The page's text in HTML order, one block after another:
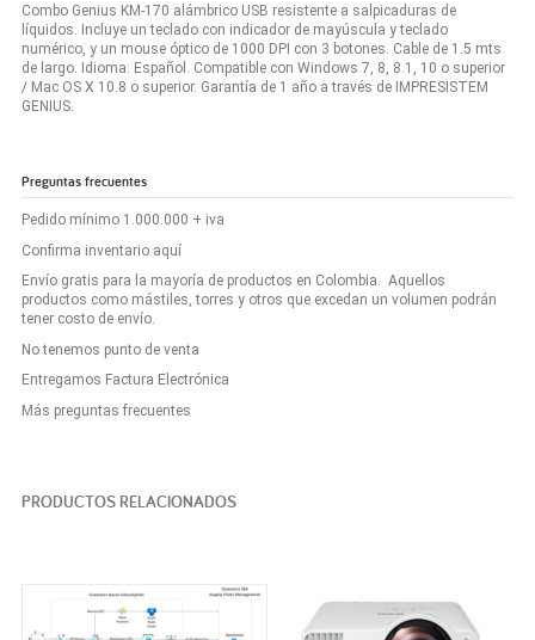
Combo Genius KM-170 alámbrico USB resistente a salpicaduras de
líquidos. Incluye un teclado con indicador de mayúscula y teclado
numérico, y un mouse óptico de 1000 DPI con 3 botones. Cable de 1.5 mts
de largo. Idioma: Español. Compatible con Windows 7, 8, 8.1, 10 o superior
/ Mac OS X 10.8 o superior. Garantía de 1 año a través de IMPRESISTEM
GENIUS.
Preguntas frecuentes
Pedido mínimo 1.000.000 + iva
Confirma inventario aquí
Envío gratis para la mayoría de productos en Colombia. Aquellos
productos como mástiles, torres y otros que excedan un volumen podrán
tener costo de envío.
No tenemos punto de venta
Entregamos Factura Electrónica
Más preguntas frecuentes
PRODUCTOS RELACIONADOS